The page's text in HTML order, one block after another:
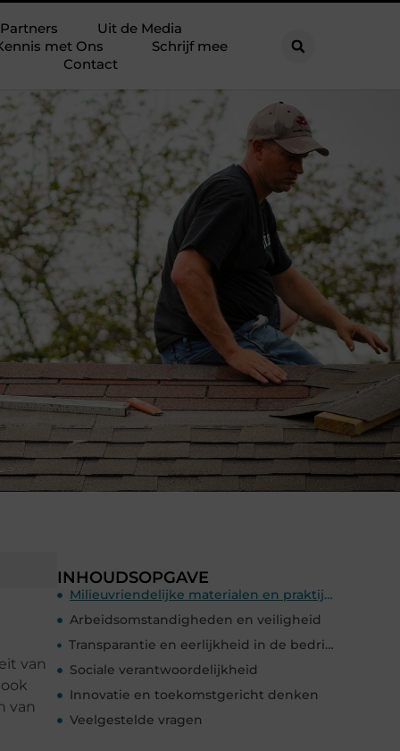
Partners
Uit de Media
met Ons
Schrijf mee
Contact
van
van
INHOUDSOPGAVE
Milieuvriendelijke materialen en praktijken
Arbeidsomstandigheden en veiligheid
Transparantie en eerlijkheid in de bedrijfsvoering
Sociale verantwoordelijkheid
Innovatie en toekomstgericht denken
Veelgestelde vragen